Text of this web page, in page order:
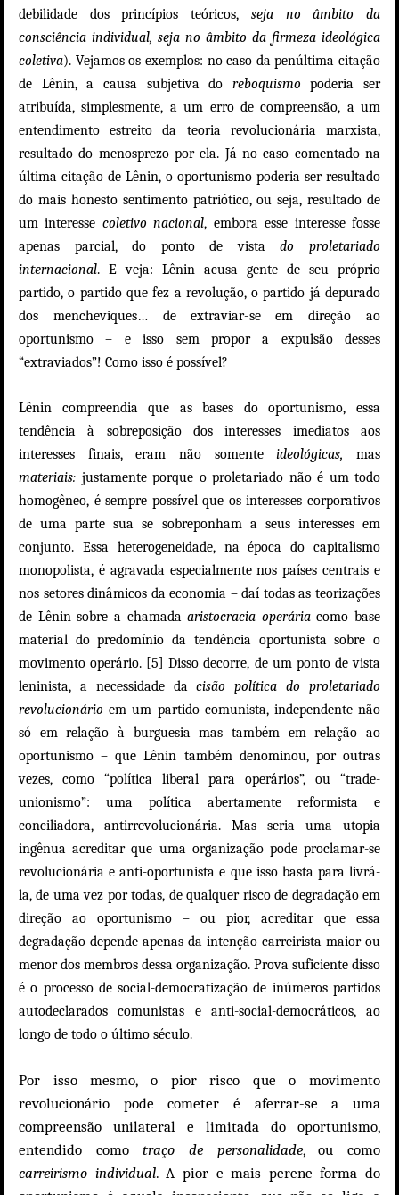
debilidade dos princípios teóricos, seja no âmbito da
consciência individual, seja no âmbito da firmeza ideológica
coletiva). Vejamos os exemplos: no caso da penúltima citação
de Lênin, a causa subjetiva do reboquismo poderia ser
atribuída, simplesmente, a um erro de compreensão, a um
entendimento estreito da teoria revolucionária marxista,
resultado do menosprezo por ela. Já no caso comentado na
última citação de Lênin, o oportunismo poderia ser resultado
do mais honesto sentimento patriótico, ou seja, resultado de
um interesse coletivo nacional, embora esse interesse fosse
apenas parcial, do ponto de vistado proletariado
internacional. E veja: Lênin acusa gente de seu próprio
partido, o partido que fez a revolução, o partido já depurado
dos mencheviques… de extraviar-se em direção ao
oportunismo – e isso sem propor a expulsão desses
“extraviados”! Como isso é possível?
Lênin compreendia que as bases do oportunismo, essa
tendência à sobreposição dos interesses imediatos aos
interesses finais, eram não somenteideológicas,mas
materiais: justamente porque o proletariado não é um todo
homogêneo, é sempre possível que os interesses corporativos
de uma parte sua se sobreponham a seus interesses em
conjunto. Essa heterogeneidade, na época do capitalismo
monopolista, é agravada especialmente nos países centrais e
nos setores dinâmicos da economia – daí todas as teorizações
de Lênin sobre a chamadaaristocracia operáriacomo base
material do predomínio da tendência oportunista sobre o
movimento operário. [5] Disso decorre, de um ponto de vista
leninista, a necessidade dacisão política do proletariado
revolucionário em um partido comunista, independente não
só em relação à burguesia mas também em relação ao
oportunismo – que Lênin também denominou, por outras
vezes, como “política liberal para operários”, ou “trade-
unionismo”: uma política abertamente reformista e
conciliadora, antirrevolucionária. Mas seria uma utopia
ingênua acreditar que uma organização pode proclamar-se
revolucionária e anti-oportunista e que isso basta para livrá-
la, de uma vez por todas, de qualquer risco de degradação em
direção ao oportunismo – ou pior, acreditar que essa
degradação depende apenas da intenção carreirista maior ou
menor dos membros dessa organização. Prova suficiente disso
é o processo de social-democratização de inúmeros partidos
autodeclarados comunistas e anti-social-democráticos, ao
longo de todo o último século.
Por isso mesmo, o pior risco que o movimento
revolucionário pode cometer é aferrar-se a uma
compreensão unilateral e limitada do oportunismo,
entendido comotraço de personalidade, ou como
carreirismo individual. A pior e mais perene forma do